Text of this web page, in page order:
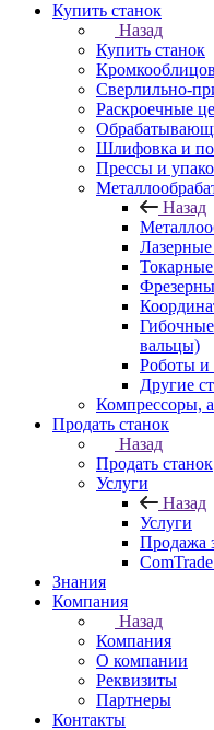
Купить станок
Назад
Купить станок
Сверлильно-
Раскроечные
Шлифовка и
Прессы и
Назад
вальцы)
Роботы
Другие
Компрессоры,
Продать станок
Назад
Продать станок
Услуги
Назад
Услуги
Продажа
Знания
Компания
Назад
Компания
О компании
Реквизиты
Партнеры
Контакты